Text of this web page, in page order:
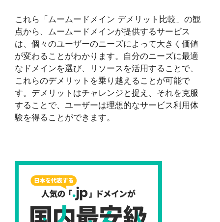
これら「ムームードメイン デメリット比較」の観
点から、ムームードメインが提供するサービス
は、個々のユーザーのニーズによって大きく価値
が変わることがわかります。自分のニーズに最適
なドメインを選び、リソースを活用することで、
これらのデメリットを乗り越えることが可能で
す。デメリットはチャレンジと捉え、それを克服
することで、ユーザーは理想的なサービス利用体
験を得ることができます。